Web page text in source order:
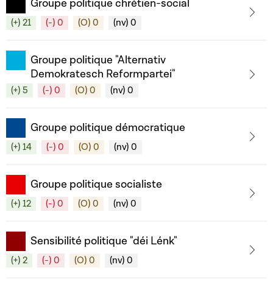
Groupe politique chrétien-social
(+) 21 (-) 0 (O) 0 (nv) 0
Groupe politique "Alternativ
Demokratesch Reformpartei"
(+) 5 (-) 0 (O) 0 (nv) 0
Groupe politique démocratique
(+) 14 (-) 0 (O) 0 (nv) 0
Groupe politique socialiste
(+) 12 (-) 0 (O) 0 (nv) 0
Sensibilité politique "déi Lénk"
(+) 2 (-) 0 (O) 0 (nv) 0